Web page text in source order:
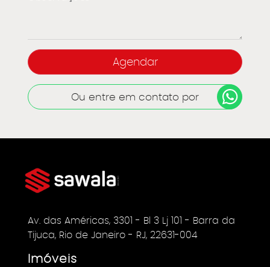
Ou entre em contato por
Av. das Américas, 3301 - Bl 3 Lj 101 - Barra da
Tijuca, Rio de Janeiro - RJ, 22631-004
Imóveis